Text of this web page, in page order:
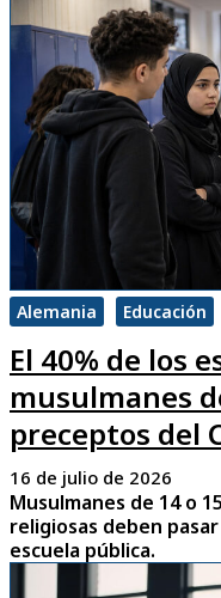
Alemania Educación
El 40% de los
musulmanes
preceptos del
16 de julio de 2026
Musulmanes de 14 o
religiosas deben
escuela pública.